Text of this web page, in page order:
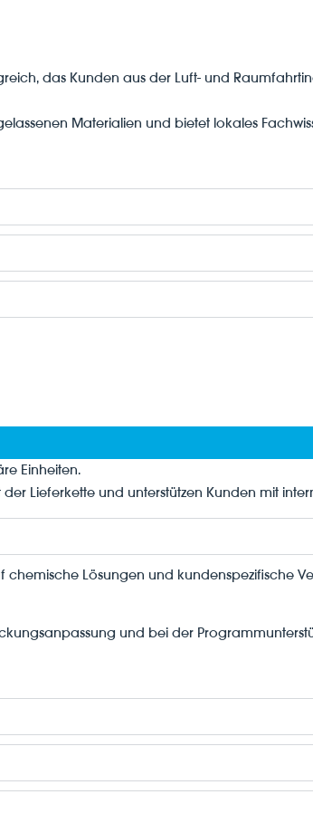
das Kunden aus der Luft- und
Materialien und bietet lokales
Einheiten.
Lieferkette und unterstützen Kunden mit
Lösungen und kundenspezifische
und bei der